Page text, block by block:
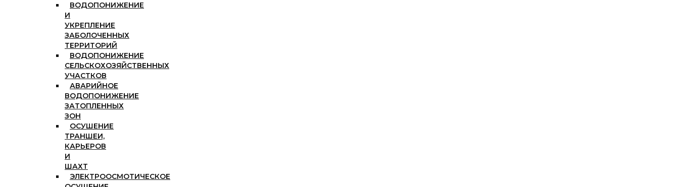
ВОДОПОНИЖЕНИЕ
И
УКРЕПЛЕНИЕ
ЗАБОЛОЧЕННЫХ
ТЕРРИТОРИЙ
ВОДОПОНИЖЕНИЕ
СЕЛЬСКОХОЗЯЙСТВЕННЫХ
УЧАСТКОВ
АВАРИЙНОЕ
ВОДОПОНИЖЕНИЕ
ЗАТОПЛЕННЫХ
ЗОН
ОСУШЕНИЕ
ТРАНШЕИ,
КАРЬЕРОВ
И
ШАХТ
ЭЛЕКТРООСМОТИЧЕСКОЕ